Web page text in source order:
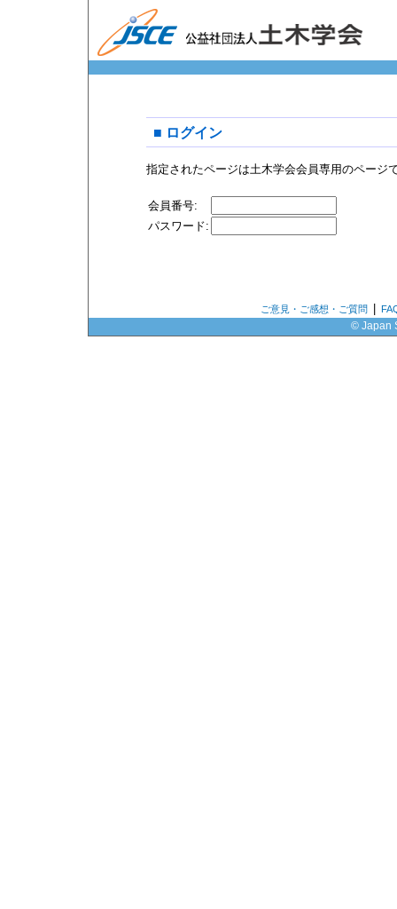
■ ログイン
指定されたページは土木学会会員専用のページ
会員番号:
パスワード:
ご意見・ご感想・ご質問
© Japan